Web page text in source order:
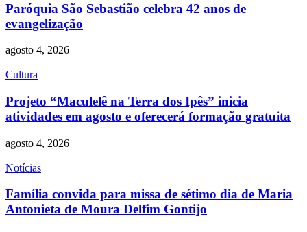
Paróquia São Sebastião celebra 42 anos de
evangelização
agosto 4, 2026
Cultura
Projeto “Maculelê na Terra dos Ipês” inicia
atividades em agosto e oferecerá formação gratuita
agosto 4, 2026
Notícias
Família convida para missa de sétimo dia de Maria
Antonieta de Moura Delfim Gontijo